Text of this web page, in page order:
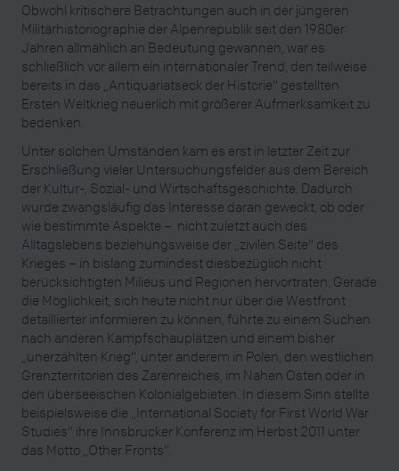
Obwohl kritischere Betrachtungen auch in der jüngeren
Militärhistoriographie der Alpenrepublik seit den 1980er
Jahren allmählich an Bedeutung gewannen, war es
schließlich vor allem ein internationaler Trend, den teilweise
bereits in das „Antiquariatseck der Historie“ gestellten
Ersten Weltkrieg neuerlich mit größerer Aufmerksamkeit zu
bedenken.
Unter solchen Umständen kam es erst in letzter Zeit zur
Erschließung vieler Untersuchungsfelder aus dem Bereich
der Kultur-, Sozial- und Wirtschaftsgeschichte. Dadurch
wurde zwangsläufig das Interesse daran geweckt, ob oder
wie bestimmte Aspekte – nicht zuletzt auch des
Alltagslebens beziehungsweise der „zivilen Seite“ des
Krieges – in bislang zumindest diesbezüglich nicht
berücksichtigten Milieus und Regionen hervortraten. Gerade
die Möglichkeit, sich heute nicht nur über die Westfront
detaillierter informieren zu können, führte zu einem Suchen
nach anderen Kampfschauplätzen und einem bisher
„unerzählten Krieg“, unter anderem in Polen, den westlichen
Grenzterritorien des Zarenreiches, im Nahen Osten oder in
den überseeischen Kolonialgebieten. In diesem Sinn stellte
beispielsweise die „International Society for First World War
Studies“ ihre Innsbrucker Konferenz im Herbst 2011 unter
das Motto „Other Fronts“.